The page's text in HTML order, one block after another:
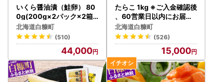
※申請情報の変更をご希望の方は、ご連絡ください。
【返品の取扱条件／返品期限、返品時の送料負担】
輸送によるお礼の品の破損および発送ミスがありました場合
梱包破損の状態で届いた場合は、配送業者までご連絡くださ
い。
いくら醤油漬（鮭卵） 80
0g(200g×2パック×2箱)
_K044-1677
北海道白糠町
(510)
44,000
たらこ 1kg ※ご入金確認後
、60営業日以内にお届け
※_K015-0258-60DAYS
北海道白糠町
(526)
15,000